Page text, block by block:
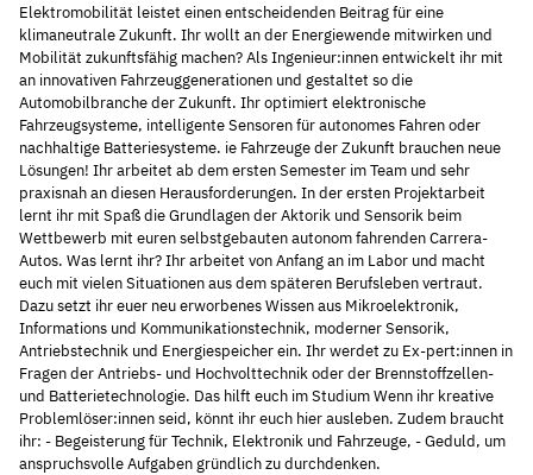
Elektromobilität leistet einen entscheidenden Beitrag für eine
klimaneutrale Zukunft. Ihr wollt an der Energiewende mitwirken und
Mobilität zukunftsfähig machen? Als Ingenieur:innen entwickelt ihr mit
an innovativen Fahrzeuggenerationen und gestaltet so die
Automobilbranche der Zukunft. Ihr optimiert elektronische
Fahrzeugsysteme, intelligente Sensoren für autonomes Fahren oder
nachhaltige Batteriesysteme. ie Fahrzeuge der Zukunft brauchen neue
Lösungen! Ihr arbeitet ab dem ersten Semester im Team und sehr
praxisnah an diesen Herausforderungen. In der ersten Projektarbeit
lernt ihr mit Spaß die Grundlagen der Aktorik und Sensorik beim
Wettbewerb mit euren selbstgebauten autonom fahrenden Carrera-
Autos. Was lernt ihr? Ihr arbeitet von Anfang an im Labor und macht
euch mit vielen Situationen aus dem späteren Berufsleben vertraut.
Dazu setzt ihr euer neu erworbenes Wissen aus Mikroelektronik,
Informations und Kommunikationstechnik, moderner Sensorik,
Antriebstechnik und Energiespeicher ein. Ihr werdet zu Ex-pert:innen in
Fragen der Antriebs- und Hochvolttechnik oder der Brennstoffzellen-
und Batterietechnologie. Das hilft euch im Studium Wenn ihr kreative
Problemlöser:innen seid, könnt ihr euch hier ausleben. Zudem braucht
ihr: - Begeisterung für Technik, Elektronik und Fahrzeuge, - Geduld, um
anspruchsvolle Aufgaben gründlich zu durchdenken.